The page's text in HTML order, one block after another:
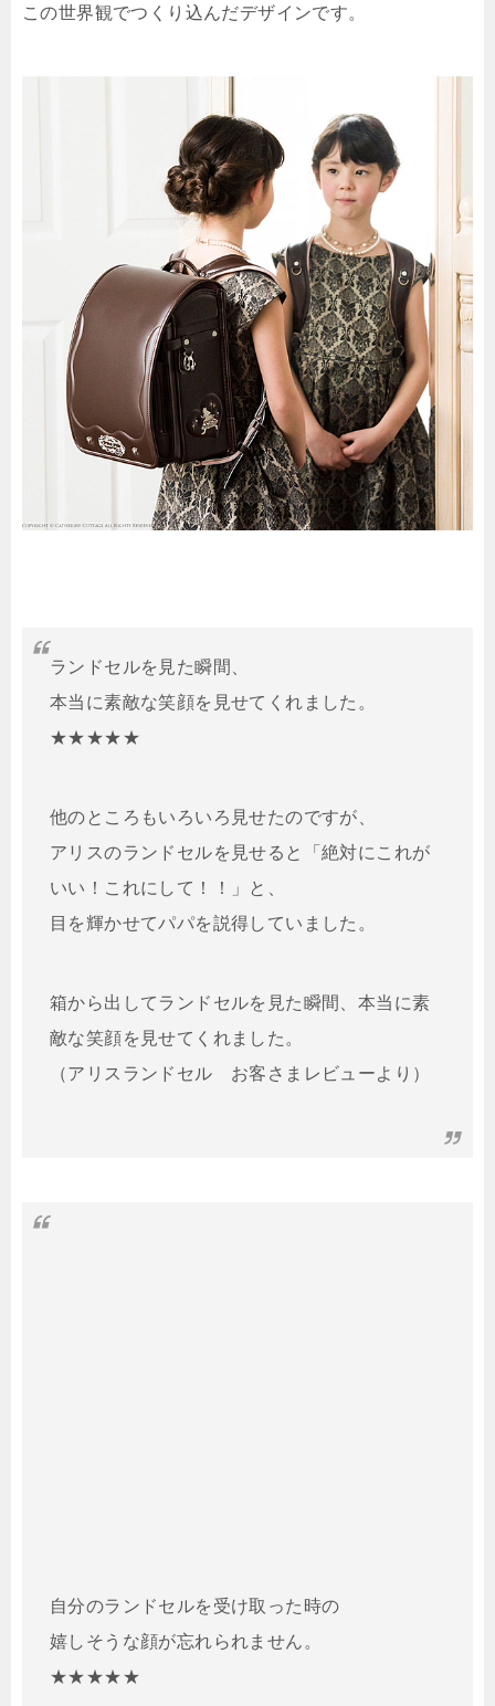
この世界観でつくり込んだデザインです。
ランドセルを見た瞬間、
本当に素敵な笑顔を見せてくれました。
★★★★★
他のところもいろいろ見せたのですが、
アリスのランドセルを見せると「絶対にこれが
いい！これにして！！」と、
目を輝かせてパパを説得していました。
箱から出してランドセルを見た瞬間、本当に素
敵な笑顔を見せてくれました。
（アリスランドセル お客さまレビューより）
自分のランドセルを受け取った時の
嬉しそうな顔が忘れられません。
★★★★★